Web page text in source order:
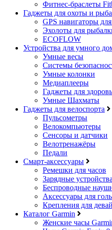
Фитнес-браслеты
Гаджеты для охоты и
GPS навигаторы
Эхолоты для
ECOFLOW
Устройства для умного
Умные весы
Системы
Умные колонки
Медиаплееры
Гаджеты для
Умные Шахматы
Гаджеты для велоспорта
Пульсометры
Велокомпьютеры
Сенсоры и датчики
Велотренажёры
Педали
Смарт-аксессуары
Ремешки для часов
Зарядные устройства
Беспроводные
Аксессуары для
Крепления для
Каталог Garmin
Женские часы